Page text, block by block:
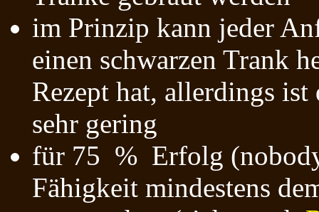
im Prinzip kann jeder
einen schwarzen Trank
Rezept hat, allerdings
sehr gering
für 75 % Erfolg
Fähigkeit mindestens